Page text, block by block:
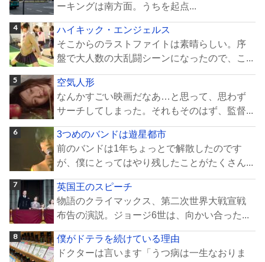
ーキングは南方面。うちを起点...
ハイキック・エンジェルス
そこからのラストファイトは素晴らしい。序
盤で大人数の大乱闘シーンになったので、こ...
空気人形
なんかすごい映画だなあ…と思って、思わず
サーチしてしまった。それもそのはず、監督...
3つめのバンドは遊星都市
前のバンドは1年ちょっとで解散したのです
が、僕にとってはやり残したことがたくさん...
英国王のスピーチ
物語のクライマックス、第二次世界大戦宣戦
布告の演説。ジョージ6世は、向かい合った...
僕がドテラを続けている理由
ドクターは言います「うつ病は一生なおりま